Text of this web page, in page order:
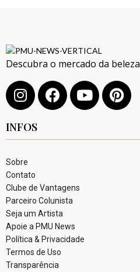
Descubra o mercado da beleza
INFOS
Sobre
Contato
Clube de Vantagens
Parceiro Colunista
Seja um Artista
Apoie a PMU News
Política & Privacidade
Termos de Uso
Transparência